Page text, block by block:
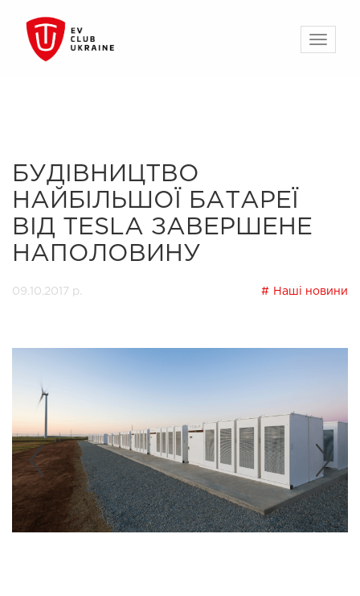
БУДІВНИЦТВО
НАЙБІЛЬШОЇ БАТАРЕЇ
ВІД TESLA ЗАВЕРШЕНЕ
НАПОЛОВИНУ
09.10.2017 р. Наші новини